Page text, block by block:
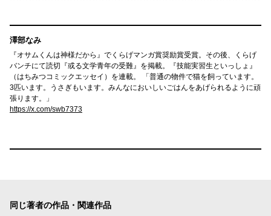
澤部なみ
『オサムくんは神様だから』でくらげマンガ賞奨励賞受賞。その後、くらげ
バンチにて読切『或る文学青年の受難』を掲載。『技能実習生といっしょ』
（はちみつコミックエッセイ）を連載。 「普通の物件で猫を飼っています。
3匹います。うさぎもいます。みんなにおいしいごはんをあげられるように頑
張ります。」
https://x.com/swb7373
同じ著者の作品・関連作品